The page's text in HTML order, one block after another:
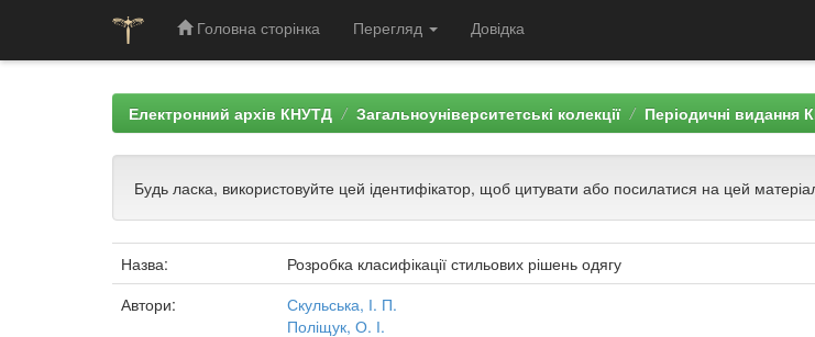
Головна сторінка Перегляд Довідка
Електронний архів КНУТД Загальноуніверситетські колекції Періодичні видання
Будь ласка, використовуйте цей ідентифікатор, щоб цитувати або посилатися на цей
Назва:
Розробка класифікації стильових рішень одягу
Автори:
Скульська, І. П.
Поліщук, О. І.